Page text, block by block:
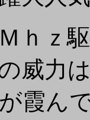
ｈｚ
威力
霞ん